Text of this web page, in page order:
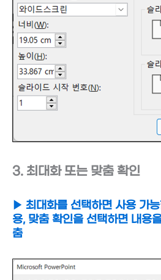
3. 최대화 또는 맞춤 확인
▶ 최대화를 선택하면 사용 가
용, 맞춤 확인을 선택하면 내용
춤